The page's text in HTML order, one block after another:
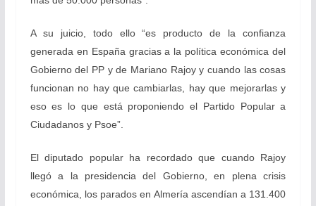
A su juicio, todo ello “es producto de la confianza
generada en España gracias a la política económica del
Gobierno del PP y de Mariano Rajoy y cuando las cosas
funcionan no hay que cambiarlas, hay que mejorarlas y
eso es lo que está proponiendo el Partido Popular a
Ciudadanos y Psoe”.
El diputado popular ha recordado que cuando Rajoy
llegó a la presidencia del Gobierno, en plena crisis
económica, los parados en Almería ascendían a 131.400